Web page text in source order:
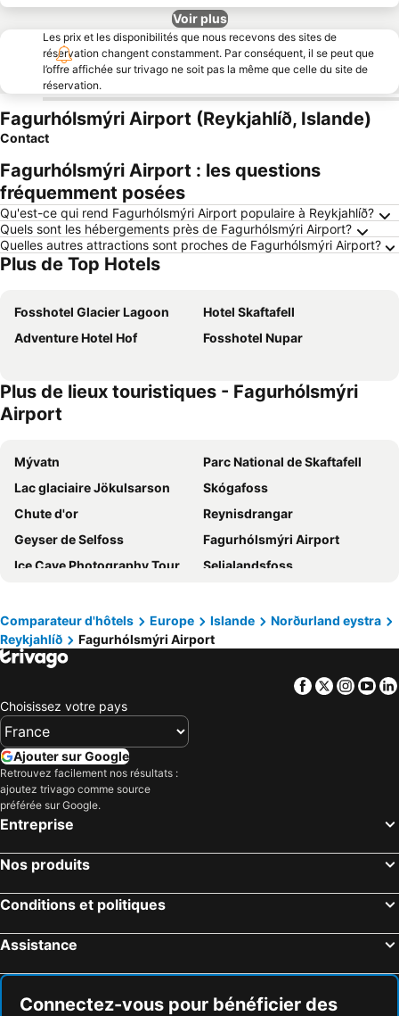
Voir plus
Les prix et les disponibilités que nous recevons des sites de
réservation changent constamment. Par conséquent, il se peut que
l’offre affichée sur trivago ne soit pas la même que celle du site de
réservation.
Fagurhólsmýri Airport (Reykjahlíð, Islande)
Contact
Fagurhólsmýri Airport : les questions
fréquemment posées
Qu'est-ce qui rend Fagurhólsmýri Airport populaire à Reykjahlíð?
Quels sont les hébergements près de Fagurhólsmýri Airport?
Quelles autres attractions sont proches de Fagurhólsmýri Airport?
Plus de Top Hotels
Fosshotel Glacier Lagoon
Hotel Skaftafell
Adventure Hotel Hof
Fosshotel Nupar
Plus de lieux touristiques - Fagurhólsmýri
Airport
Mývatn
Parc National de Skaftafell
Lac glaciaire Jökulsarson
Skógafoss
Chute d'or
Reynisdrangar
Geyser de Selfoss
Fagurhólsmýri Airport
Ice Cave Photography Tour in Vatnajökull Glacier
Seljalandsfoss
Hornafjörður
Breiddalsvik Airport
Waterfall Aldeyjarfoss
Heimaey stave church
Aéroport de Vestmannaeyjar
Comparateur d'hôtels Europe Islande
Norðurland eystra
Reykjahlíð
Fagurhólsmýri Airport
Facebook
Twitter
Choisissez votre pays
Ajouter sur Google
Retrouvez facilement nos résultats :
ajoutez trivago comme source
préférée sur Google.
Entreprise
Nos produits
Conditions et politiques
Assistance
Connectez-vous pour bénéficier des